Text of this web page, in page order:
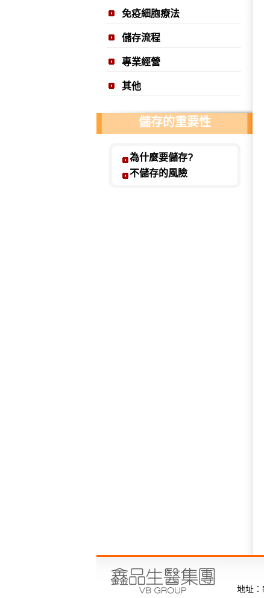
姓名：黃耀霆 / 職業：
家人曾赴日進行免疫細胞
姓名：蘇正芳 / 職業：
科技會不斷進步 但免疫
姓名：羅文一 / 職業：
建議能力所及的親友也
姓名：鄭元凱 / 職業：鄭
越早儲存健康免疫細胞
姓名：傅華國 / 職業：維
儲存健康的免疫細胞就
姓名：王欽耀 / 職業：
儲存自身良好的免疫細
姓名：張延亙 / 職業：永
免疫細胞療法在將來運
免疫細胞療法
儲存流程
專業經營
其他
儲存的重要性
為什麼要儲存?
不儲存的風險
地址